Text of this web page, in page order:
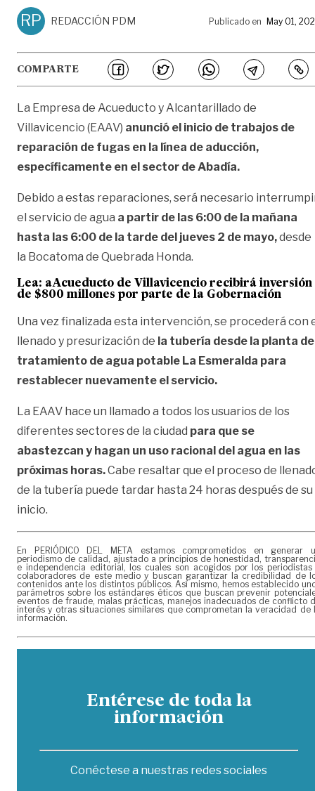
RP REDACCIÓN PDM Publicado en May 01,
COMPARTE
La Empresa de Acueducto y Alcantarillado de
Villavicencio (EAAV) anunció el inicio de trabajos de
reparación de fugas en la línea de aducción,
específicamente en el sector de Abadía.
Debido a estas reparaciones, será necesario
el servicio de agua a partir de las 6:00 de la mañana
hasta las 6:00 de la tarde del jueves 2 de mayo,desde
la Bocatoma de Quebrada Honda.
Lea: aAcueducto de Villavicencio recibirá inversión
de $800 millones por parte de la Gobernación
Una vez finalizada esta intervención, se procederá con
llenado y presurización de la tubería desde la planta de
tratamiento de agua potable La Esmeralda para
restablecer nuevamente el servicio.
La EAAV hace un llamado a todos los usuarios de los
diferentes sectores de la ciudad para que se
abastezcan y hagan un uso racional del agua en las
próximas horas.Cabe resaltar que el proceso de
de la tubería puede tardar hasta 24 horas después de su
inicio.
En PERIÓDICO DEL META estamos comprometidos en generar
periodismo de calidad, ajustado a principios de honestidad,
e independencia editorial, los cuales son acogidos por los periodistas
colaboradores de este medio y buscan garantizar la credibilidad de
contenidos ante los distintos públicos. Así mismo, hemos establecido
parámetros sobre los estándares éticos que buscan prevenir
eventos de fraude, malas prácticas, manejos inadecuados de conflicto
interés y otras situaciones similares que comprometan la veracidad de
información.
Entérese de toda la
información
Conéctese a nuestras redes sociales